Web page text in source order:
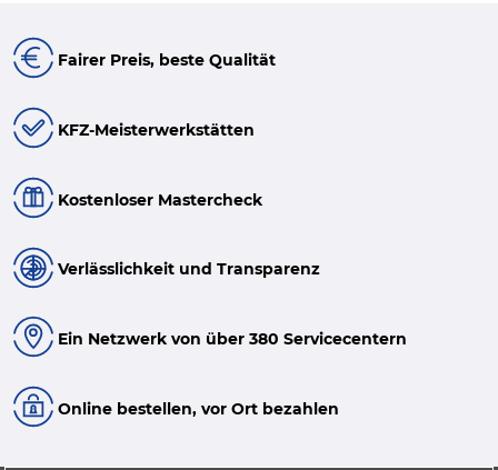
Fairer Preis, beste Qualität
KFZ-Meisterwerkstätten
Kostenloser Mastercheck
Verlässlichkeit und Transparenz
Ein Netzwerk von über 380 Servicecentern
Online bestellen, vor Ort bezahlen